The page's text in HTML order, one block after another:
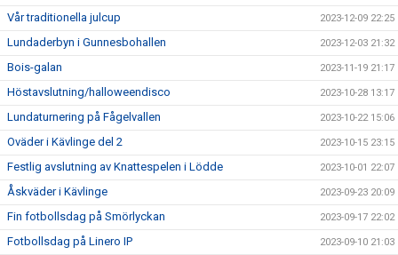
Vår traditionella julcup 2023-12-09 22:25
Lundaderbyn i Gunnesbohallen 2023-12-03 21:32
Bois-galan 2023-11-19 21:17
Höstavslutning/halloweendisco 2023-10-28 13:17
Lundaturnering på Fågelvallen 2023-10-22 15:06
Oväder i Kävlinge del 2 2023-10-15 23:15
Festlig avslutning av Knattespelen i Lödde 2023-10-01 22:07
Åskväder i Kävlinge 2023-09-23 20:09
Fin fotbollsdag på Smörlyckan 2023-09-17 22:02
Fotbollsdag på Linero IP 2023-09-10 21:03